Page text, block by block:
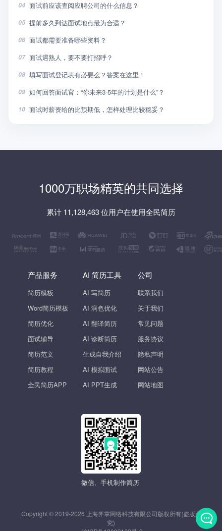
04 面试前应该查阅应聘公司的什么信息？
05 提前多久到达面试地点最为合适？
06 面试都需要准备哪些资料？
07 面试遇熟人，要不要打招呼？
08 填写面试登记表有必要么？答案在这里！
09 如何回答面试官：“你未来3-5年的计划是什么”？
10 面试时薪资给的比预期低，怎样处理比较稳妥？
1000万职场精英的共同选择
累计 11,128,463 位用户在使用全民简历
产品服务
简历模板
Word简历模板
简历优化
面试辅导
简历范文
简历教程
全民简历APP
AI 简历工具
AI 写简历
AI 润色优化
AI 翻译简历
AI 诊断简历
生成自我介绍
AI 模拟面试
AI PPT生成
公司
联系我们
关于我们
常见问题
服务协议
隐私声明
网站公告
网站地图
微信、手机制作简历
Copyright © 2019-2026 上海斧掌网络科技有限公司版权所有(盗版必
究)